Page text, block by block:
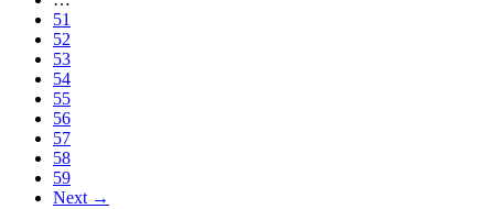
51
52
53
54
55
56
57
58
59
Next →